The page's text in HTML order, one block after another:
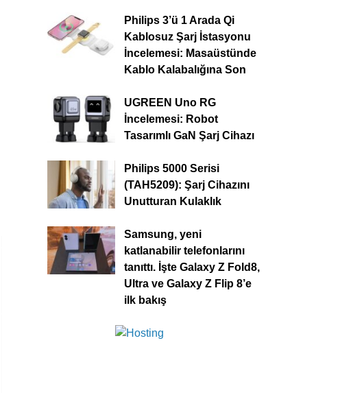
Philips 3’ü 1 Arada Qi
Kablosuz Şarj İstasyonu
İncelemesi: Masaüstünde
Kablo Kalabalığına Son
UGREEN Uno RG
İncelemesi: Robot
Tasarımlı GaN Şarj Cihazı
Philips 5000 Serisi
(TAH5209): Şarj Cihazını
Unutturan Kulaklık
Samsung, yeni
katlanabilir telefonlarını
tanıttı. İşte Galaxy Z Fold8,
Ultra ve Galaxy Z Flip 8’e
ilk bakış